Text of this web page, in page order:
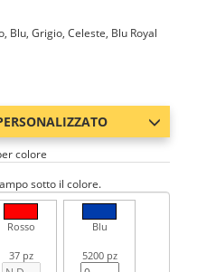
Blu, Grigio, Celeste, Blu Royal
colore
sotto il colore.
Rosso
37 pz
Blu
5200 pz